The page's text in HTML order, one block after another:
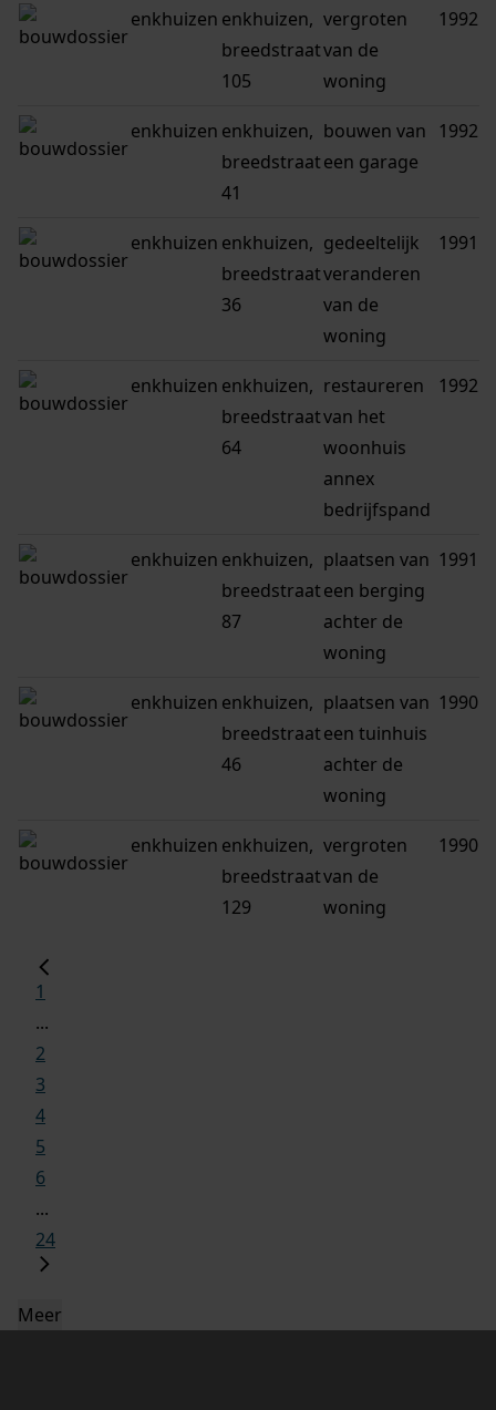
enkhuizen enkhuizen,
breedstraat
105
vergroten
van de
woning
1992
enkhuizen enkhuizen,
breedstraat
41
bouwen van
een garage
1992
enkhuizen enkhuizen,
breedstraat
36
gedeeltelijk
veranderen
van de
woning
1991
enkhuizen enkhuizen,
breedstraat
64
restaureren
van het
woonhuis
annex
bedrijfspand
1992
enkhuizen enkhuizen,
breedstraat
87
plaatsen van
een berging
achter de
woning
1991
enkhuizen enkhuizen,
breedstraat
46
plaatsen van
een tuinhuis
achter de
woning
1990
enkhuizen enkhuizen,
breedstraat
129
vergroten
van de
woning
1990
1
...
2
3
4
5
6
...
24
Meer